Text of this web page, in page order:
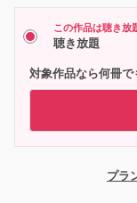
この作品は聴き放
聴き放題
対象作品なら何冊で
プラ